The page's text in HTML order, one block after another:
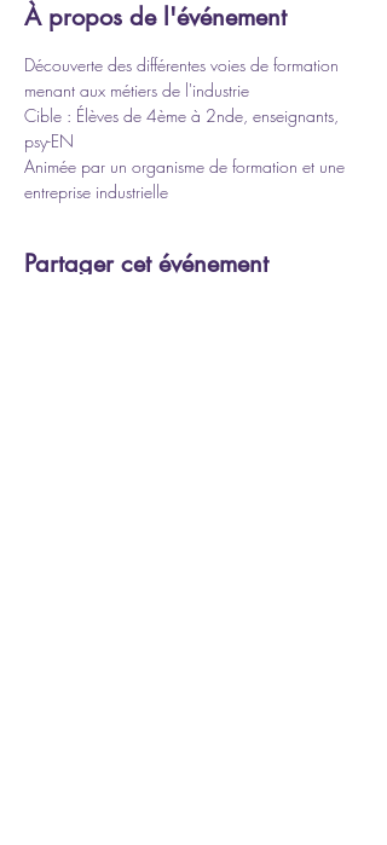
À propos de l'événement
Découverte des différentes voies de formation
menant aux métiers de l'industrie
Cible : Élèves de 4ème à 2nde, enseignants,
psy-EN
Animée par un organisme de formation et une
entreprise industrielle
Partager cet événement